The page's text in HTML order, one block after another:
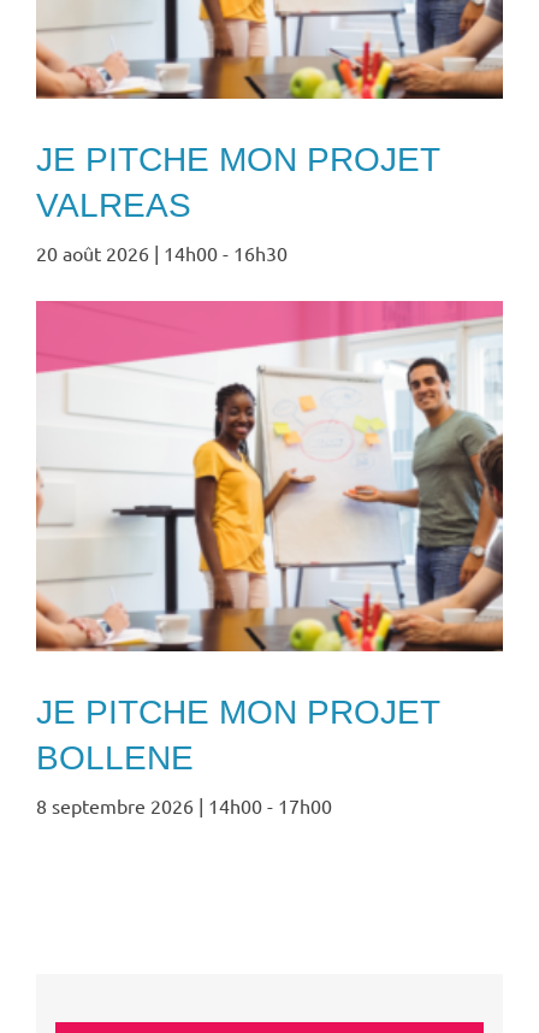
JE PITCHE MON PROJET
VALREAS
20 août 2026 | 14h00 - 16h30
JE PITCHE MON PROJET
BOLLENE
8 septembre 2026 | 14h00 - 17h00